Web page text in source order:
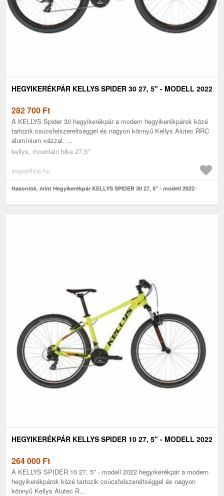
HEGYIKERÉKPÁR KELLYS SPIDER 30 27, 5" - MODELL 2022
282 700 Ft
A KELLYS Spider 30 hegyikerékpár a modern hegyikerékpárok közé
tartozik csúcsfelszereltséggel és nagyon könnyű Kellys Alutec RRC
alumínium vázzal. ...
kellys, mountain bike 27,5"
insportline.hu
Hasonlók, mint Hegyikerékpár KELLYS SPIDER 30 27, 5" - modell 2022
HEGYIKERÉKPÁR KELLYS SPIDER 10 27, 5" - MODELL 2022
264 000 Ft
A KELLYS SPIDER 10 27, 5" - modell 2022 hegyikerékpár a modern
hegyikerékpárok közé tartozik csúcsfelszereltséggel és nagyon
könnyű Kellys Alutec R...